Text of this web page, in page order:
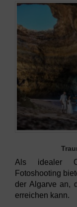
Als idealer
Fotoshooting
der Algarve an,
erreichen kann.